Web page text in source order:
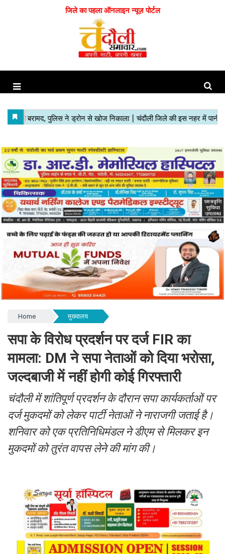
जिले का पहला ऑनलाइन न्यूज़ पोर्टल
Home मुख्यालय
सपा के विरोध प्रदर्शन पर दर्ज FIR का
मामला: DM ने सपा नेताओं को दिया भरोसा,
जल्दबाजी में नहीं होगी कोई गिरफ्तारी
चंदौली में शांतिपूर्ण प्रदर्शन के दौरान सपा कार्यकर्ताओं पर
दर्ज मुकदमों को लेकर पार्टी नेताओं ने नाराजगी जताई है।
शनिवार को एक प्रतिनिधिमंडल ने डीएम से मिलकर इन
मुकदमों को तुरंत वापस लेने की मांग की।